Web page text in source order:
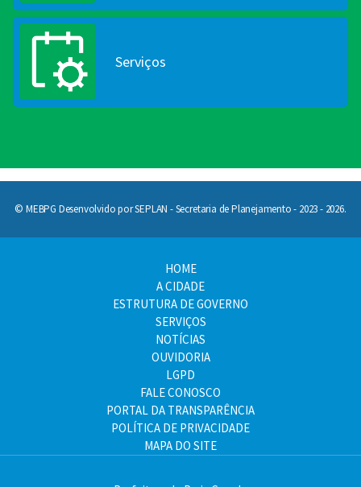
Serviços
© MEBPG Desenvolvido por SEPLAN - Secretaria de Planejamento - 2023 - 2026.
HOME
A CIDADE
ESTRUTURA DE GOVERNO
SERVIÇOS
NOTÍCIAS
OUVIDORIA
LGPD
FALE CONOSCO
PORTAL DA TRANSPARÊNCIA
POLÍTICA DE PRIVACIDADE
MAPA DO SITE